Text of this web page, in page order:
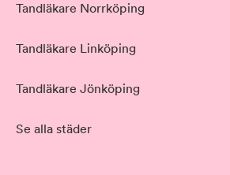
Tandläkare Norrköping
Tandläkare Linköping
Tandläkare Jönköping
Se alla städer